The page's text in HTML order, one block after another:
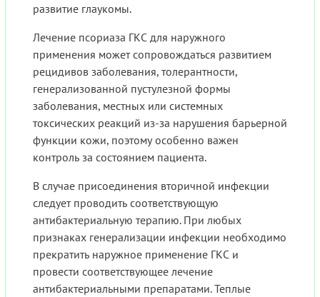
развитие глаукомы.
Лечение псориаза ГКС для наружного
применения может сопровождаться развитием
рецидивов заболевания, толерантности,
генерализованной пустулезной формы
заболевания, местных или системных
токсических реакций из-за нарушения барьерной
функции кожи, поэтому особенно важен
контроль за состоянием пациента.
В случае присоединения вторичной инфекции
следует проводить соответствующую
антибактериальную терапию. При любых
признаках генерализации инфекции необходимо
прекратить наружное применение ГКС и
провести соответствующее лечение
антибактериальными препаратами. Теплые